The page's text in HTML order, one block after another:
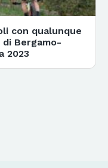
con qualunque
Bergamo-
2023